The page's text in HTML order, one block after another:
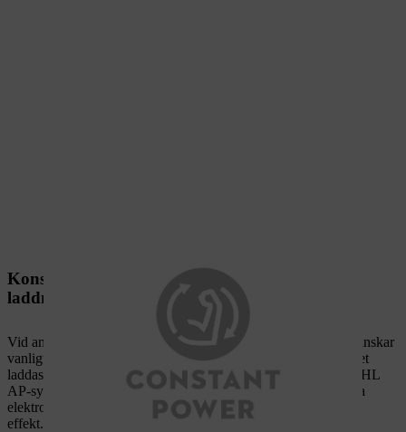
Konstant effekt, oberoende av batteriets
laddningsnivå
Vid användning av batteridrivna maskiner av andra märken minskar
vanligtvis prestandan under arbetets gång i takt med att batteriet
laddas ur. Så är inte fallet med batteridrivna maskiner från STIHL
AP-system, där effekten är konstant. Tack vare den intelligenta
elektroniken arbetar din maskin från STIHL med konstant hög
effekt.